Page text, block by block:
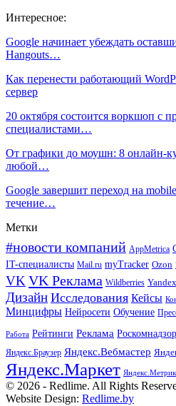
Интересное:
Google начинает убеждать
Hangouts…
Как перенести работающий
сервер
20 октября состоится воркшоп с
специалистами…
От графики до моушн: 8 онлайн-
любой…
Google завершит переход на
течение…
Метки
#новости компаний AppMetrica
IT-специалисты Mail.ru myTracker Ozon
VK VK Реклама Wildberries
Дизайн Исследования Кейсы
Минцифры Нейросети Обучение
Работа Рейтинги Реклама Роскомнадзор
Яндекс.Браузер Яндекс.Вебмастер
Яндекс.Маркет
© 2026 - Redlime. All Rights
Website Design: Redlime.by